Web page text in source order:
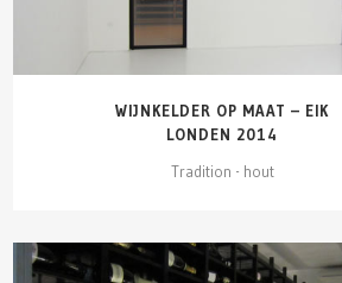
WIJNKELDER OP MAAT – EIK
LONDEN 2014
Tradition - hout